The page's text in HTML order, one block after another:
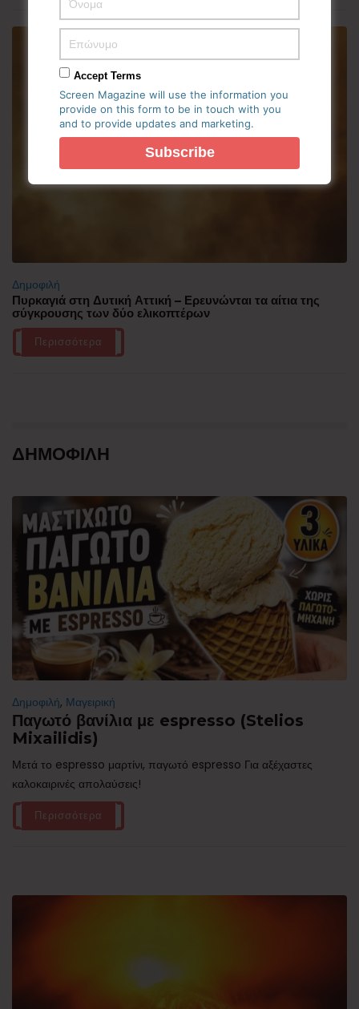
Δημοφιλή
Πυρκαγιά στη Δυτική Αττική – Ερευνώνται τα αίτια της
σύγκρουσης των δύο ελικοπτέρων
Περισσότερα
ΔΗΜΟΦΙΛΗ
Δημοφιλή, Μαγειρική
Παγωτό βανίλια με espresso (Stelios
Mixailidis)
Μετά το espresso μαρτίνι, παγωτό espresso Για αξέχαστες
καλοκαιρινές απολαύσεις!
Περισσότερα
Accept Terms
Screen Magazine will use the information you
provide on this form to be in touch with you
and to provide updates and marketing.